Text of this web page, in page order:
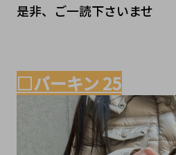
是非、ご一読下さいませ
□バーキン 25